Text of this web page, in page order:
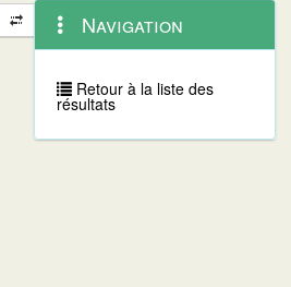
Navigation
et
outils
annexes
contextuel
Navigation
Retour à la liste des
résultats